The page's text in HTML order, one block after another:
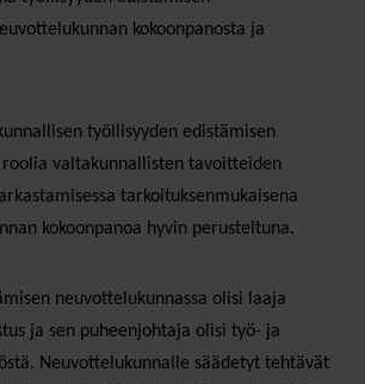
kokoonpanosta ja
työllisyyden edistämisen
valtakunnallisten tavoitteiden
tarkoituksenmukaisena
kokoonpanoa hyvin perusteltuna.
neuvottelukunnassa olisi laaja
ja sen puheenjohtaja olisi työ- ja
Neuvottelukunnalle säädetyt tehtävät